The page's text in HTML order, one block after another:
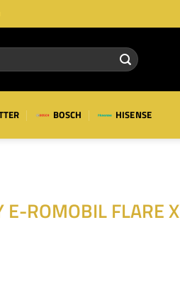
BOSCH HISENSE
E-ROMOBIL FLARE X